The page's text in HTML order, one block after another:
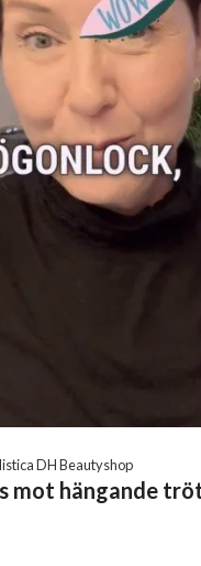
DH Beautyshop
mot hängande